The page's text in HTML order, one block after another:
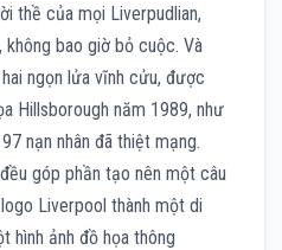
thề của mọi Liverpudlian,
bao giờ bỏ cuộc. Và
ngọn lửa vĩnh cửu, được
Hillsborough năm 1989, như
nạn nhân đã thiệt mạng.
góp phần tạo nên một câu
Liverpool thành một di
hình ảnh đồ họa thông